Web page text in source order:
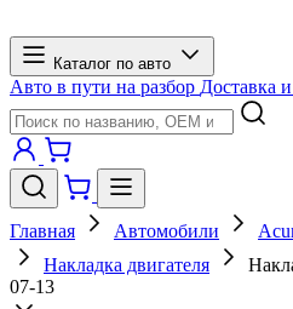
Каталог по авто
Авто в пути на разбор Доставка
Главная Автомобили
Накладка двигателя
07-13